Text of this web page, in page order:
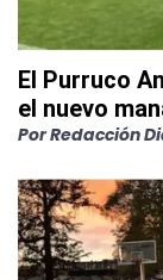
El Purruco
el nuevo
PorRedacción